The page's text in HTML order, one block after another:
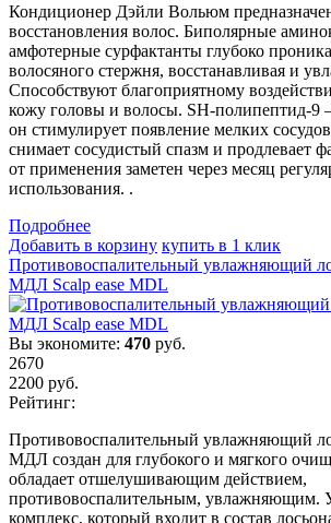
Кондиционер Дэйли Вольюм
восстановления волос. Биполярные
амфотерные сурфактанты глубоко
волосяного стержня, восстанавливая и
Способствуют благоприятному
кожу головы и волосы. SH-полипептид-9 –
он стимулирует появление мелких
снимает сосудистый спазм и продлевает
от применения заметен через месяц
использования. .
Подробнеe
Добавить в корзину купить в 1 клик
Противовоспалительный увлажняющий
МДЛ Scalp ease MDL
Вы экономите: 470 руб.
2670
2200 руб.
Рейтинг:
Противовоспалительный увлажняющий
МДЛ создан для глубокого и мягкого
обладает отшелушивающим действием,
противовоспалительным, увлажняющим.
комплекс, который входит в состав